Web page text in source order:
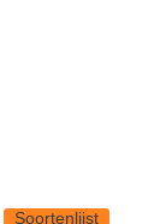
Soortenlijst